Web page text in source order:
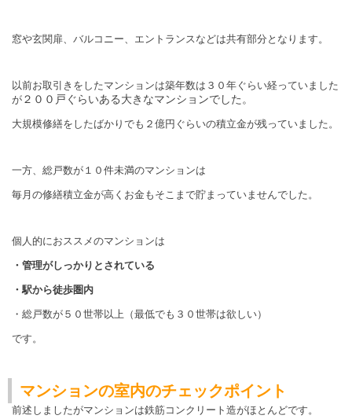
窓や玄関扉、バルコニー、エントランスなどは共有部分となります。
以前お取引きをしたマンションは築年数は３０年ぐらい経っていました
が ２００戸ぐらいある大きなマンションでした。
大規模修繕をしたばかりでも２億円ぐらいの積立金が残っていました。
一方、総戸数が１０件未満のマンションは
毎月の修繕積立金が高くお金もそこまで貯まっていませんでした。
個人的におススメのマンションは
・管理がしっかりとされている
・駅から徒歩圏内
・総戸数が５０世帯以上（最低でも３０世帯は欲しい）
です。
マンションの室内のチェックポイント
前述しましたがマンションは鉄筋コンクリート造がほとんどです。